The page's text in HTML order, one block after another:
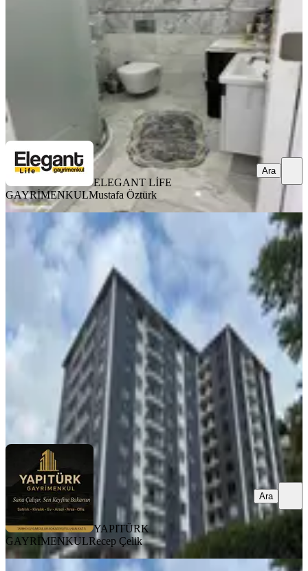
3+1·135 m²·4. Kat·13.07.2026
7.650.000 ₺
ELEGANT LİFE GAYRİMENKULMustafa Öztürk
ELEGANT LİFE
GAYRİMENKULMustafa Öztürk
Ara
Yapıtürk Gayrimenkul’den Kale
Mahallesi 2 Blok'lu Projede 8. Kat
3+1 126 M² Satılık Daire
Merkez, Kale Mahallesi
3+1
126 m² ·8. Kat
6.500.000 ₺
YAPITÜRK GAYRİMENKULRecep Çelik
YAPITÜRK
GAYRİMENKULRecep Çelik
Ara